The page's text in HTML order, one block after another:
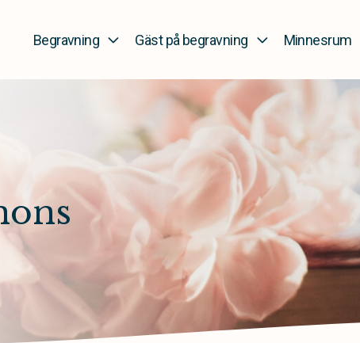
Begravning Gäst på begravning Minnesrum